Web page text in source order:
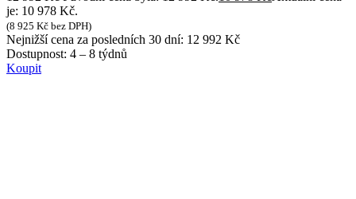
je: 10 978 Kč.
(8 925 Kč bez DPH)
Nejnižší cena za posledních 30 dní: 12 992 Kč
Dostupnost: 4 – 8 týdnů
Koupit